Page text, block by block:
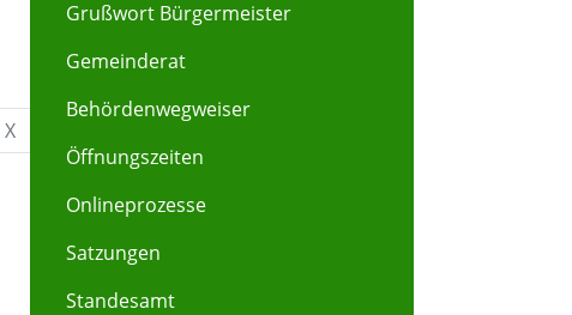
X
Grußwort Bürgermeister
Gemeinderat
Behördenwegweiser
Öffnungszeiten
Onlineprozesse
Satzungen
Standesamt